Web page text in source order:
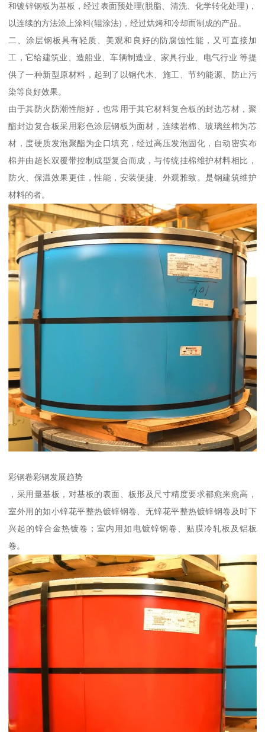
和镀锌钢板为基板，经过表面预处理(脱脂、清洗、化学转化处理)，
以连续的方法涂上涂料(辊涂法)，经过烘烤和冷却而制成的产品。
二、涂层钢板具有轻质、美观和良好的防腐蚀性能，又可直接加
工，它给建筑业、造船业、车辆制造业、家具行业、电气行业 等提
供了一种新型原材料，起到了以钢代木、施工、节约能源、防止污
染等良好效果。
由于其防火防潮性能好，也常用于其它材料复合板的封边芯材，聚
酯封边复合板采用彩色涂层钢板为面材，连续岩棉、玻璃丝棉为芯
材，度硬质发泡聚酯为企口填充，经过高压发泡固化，自动密实布
棉并由超长双覆带控制成型复合而成，与传统挂棉维护材料相比，
防火、保温效果更佳，性能，安装便捷、外观雅致。是钢建筑维护
材料的者。
彩钢卷彩钢发展趋势
，采用量基板，对基板的表面、板形及尺寸精度要求都愈来愈高，
室外用的如小锌花平整热镀锌钢卷、无锌花平整热镀锌钢卷及时下
兴起的锌合金热镀卷；室内用如电镀锌钢卷、贴膜冷轧板及铝板
卷。